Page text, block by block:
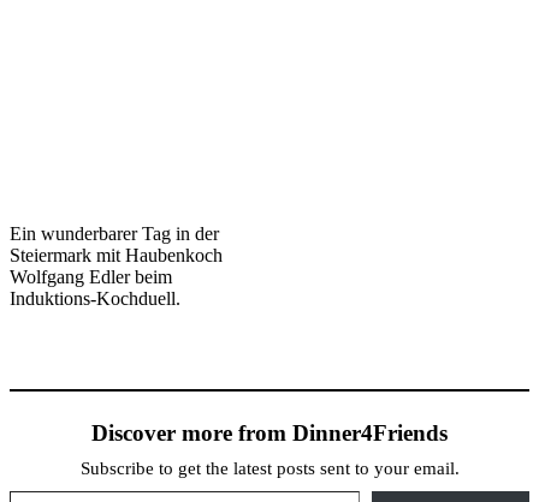
Ein wunderbarer Tag in der
Steiermark mit Haubenkoch
Wolfgang Edler beim
Induktions-Kochduell.
Discover more from Dinner4Friends
Subscribe to get the latest posts sent to your email.
Type your email…